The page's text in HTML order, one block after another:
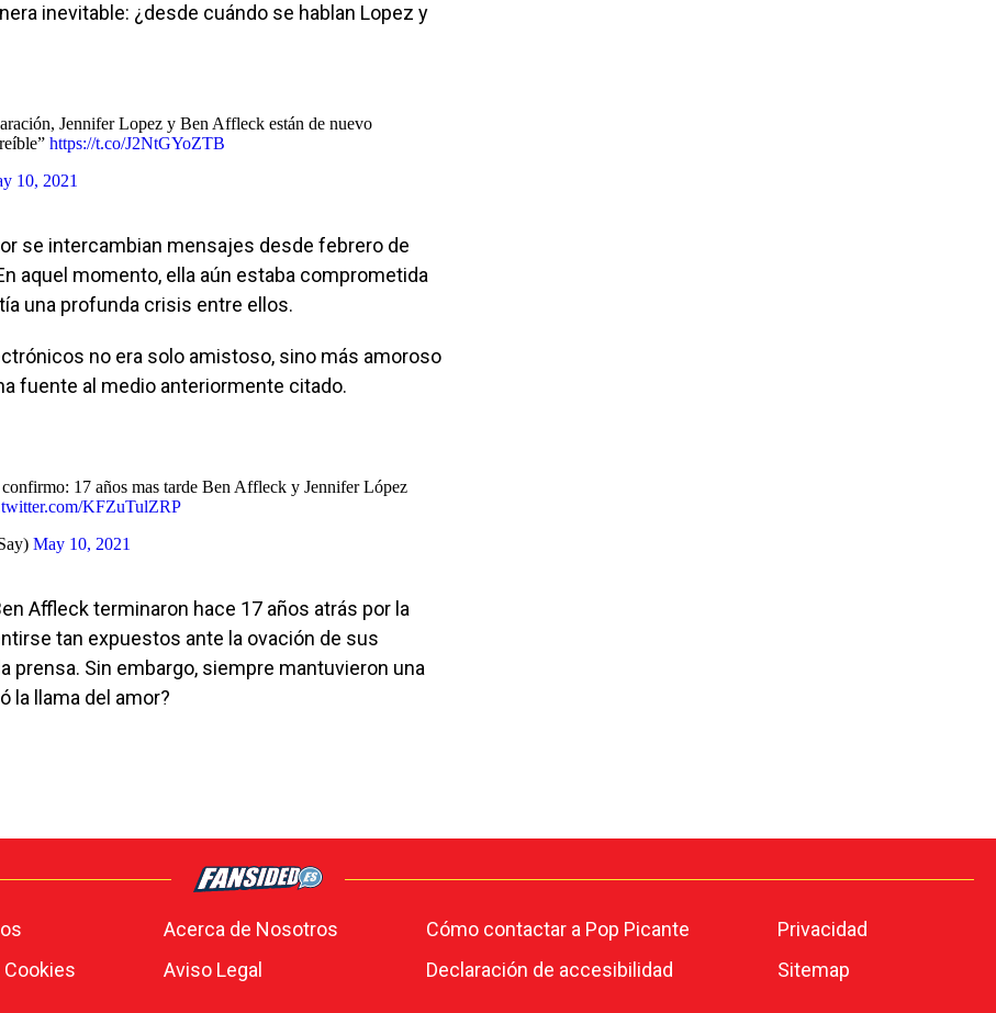
inevitable: ¿desde cuándo se hablan Lopez y
Jennifer Lopez y Ben Affleck están de nuevo
https://t.co/J2NtGYoZTB
10, 2021
se intercambian mensajes desde febrero de
aquel momento, ella aún estaba comprometida
una profunda crisis entre ellos.
no era solo amistoso, sino más amoroso
fuente al medio anteriormente citado.
17 años mas tarde Ben Affleck y Jennifer López
KFZuTulZRP
May 10, 2021
Affleck terminaron hace 17 años atrás por la
tan expuestos ante la ovación de sus
prensa. Sin embargo, siempre mantuvieron una
la llama del amor?
Acerca de Nosotros Cómo contactar a Pop Picante
Privacidad
Aviso Legal Declaración de accesibilidad
Sitemap